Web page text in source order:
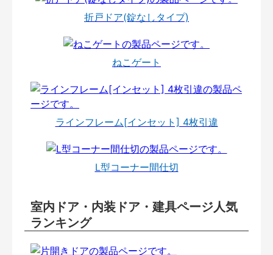
折戸ドア(錠なしタイプ)
ねこゲート
ラインフレーム[インセット] 4枚引違
L型コーナー間仕切
室内ドア・内装ドア・建具ページ人気
ランキング